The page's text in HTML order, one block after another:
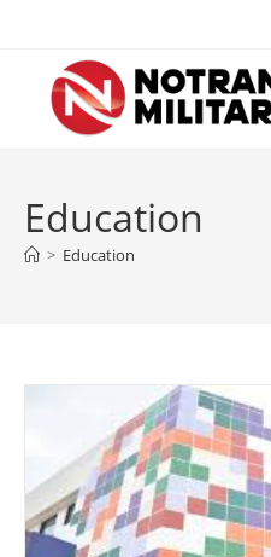
content
Education
> Education